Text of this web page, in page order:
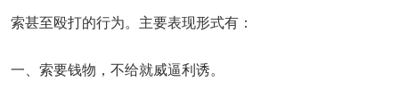
索甚至殴打的行为。主要表现形式有：
一、索要钱物，不给就威逼利诱。